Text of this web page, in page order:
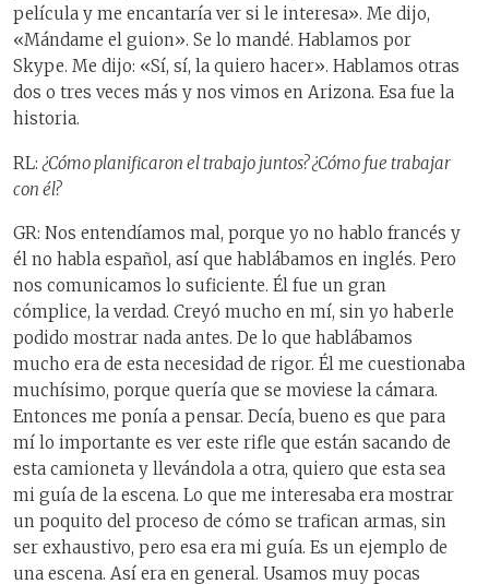
película y me encantaría ver si le interesa». Me dijo,
«Mándame el guion». Se lo mandé. Hablamos por
Skype. Me dijo: «Sí, sí, la quiero hacer». Hablamos otras
dos o tres veces más y nos vimos en Arizona. Esa fue la
historia.
RL:¿Cómo planificaron el trabajo juntos? ¿Cómo fue trabajar
con él?
GR: Nos entendíamos mal, porque yo no hablo francés y
él no habla español, así que hablábamos en inglés. Pero
nos comunicamos lo suficiente. Él fue un gran
cómplice, la verdad. Creyó mucho en mí, sin yo haberle
podido mostrar nada antes. De lo que hablábamos
mucho era de esta necesidad de rigor. Él me cuestionaba
muchísimo, porque quería que se moviese la cámara.
Entonces me ponía a pensar. Decía, bueno es que para
mí lo importante es ver este rifle que están sacando de
esta camioneta y llevándola a otra, quiero que esta sea
mi guía de la escena. Lo que me interesaba era mostrar
un poquito del proceso de cómo se trafican armas, sin
ser exhaustivo, pero esa era mi guía. Es un ejemplo de
una escena. Así era en general. Usamos muy pocas